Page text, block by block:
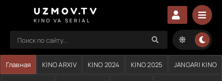
UZMOV.TV
KINO VA SERIAL
Главная KINO ARXIV KINO 2024 KINO 2025 JANGARI KINO